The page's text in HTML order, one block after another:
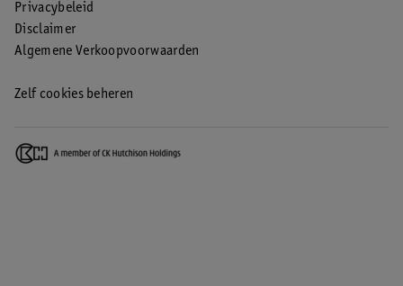
Privacybeleid
Disclaimer
Algemene Verkoopvoorwaarden
Zelf cookies beheren